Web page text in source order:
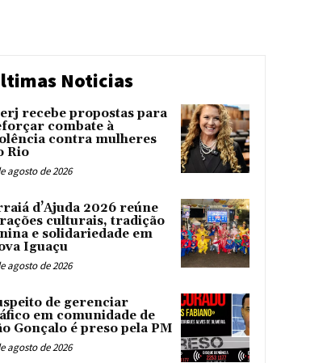
Noticias
recebe propostas para
combate à
contra mulheres
Rio
agosto de 2026
d’Ajuda 2026 reúne
culturais, tradição
e solidariedade em
Iguaçu
agosto de 2026
de gerenciar
em comunidade de
Gonçalo é preso pela PM
agosto de 2026